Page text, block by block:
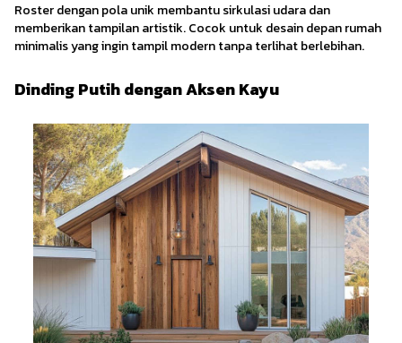
Roster dengan pola unik membantu sirkulasi udara dan
memberikan tampilan artistik. Cocok untuk desain depan rumah
minimalis yang ingin tampil modern tanpa terlihat berlebihan.
Dinding Putih dengan Aksen Kayu